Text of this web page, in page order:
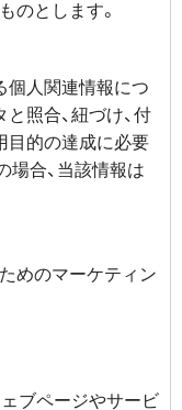
のとします。
個人関連情報につ
照合、紐づけ、付
目的の達成に必要
場合、当該情報は
めのマーケティン
ブページやサービ